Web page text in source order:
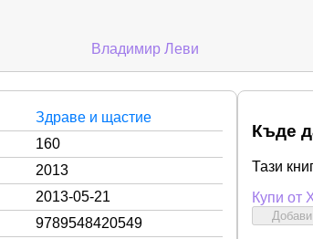
Владимир Леви
Здраве и щастие
160
2013
2013-05-21
9789548420549
Къде
Тази
Купи от